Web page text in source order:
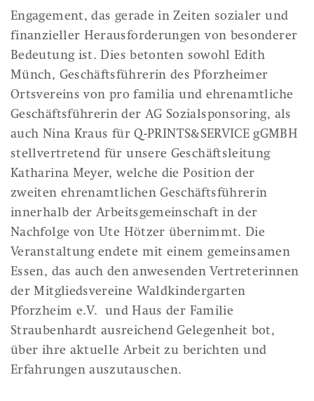
Engagement, das gerade in Zeiten sozialer und
finanzieller Herausforderungen von besonderer
Bedeutung ist. Dies betonten sowohl Edith
Münch, Geschäftsführerin des Pforzheimer
Ortsvereins von pro familia und ehrenamtliche
Geschäftsführerin der AG Sozialsponsoring, als
auch Nina Kraus für Q-PRINTS&SERVICE gGMBH
stellvertretend für unsere Geschäftsleitung
Katharina Meyer, welche die Position der
zweiten ehrenamtlichen Geschäftsführerin
innerhalb der Arbeitsgemeinschaft in der
Nachfolge von Ute Hötzer übernimmt. Die
Veranstaltung endete mit einem gemeinsamen
Essen, das auch den anwesenden Vertreterinnen
der Mitgliedsvereine Waldkindergarten
Pforzheim e.V. und Haus der Familie
Straubenhardt ausreichend Gelegenheit bot,
über ihre aktuelle Arbeit zu berichten und
Erfahrungen auszutauschen.